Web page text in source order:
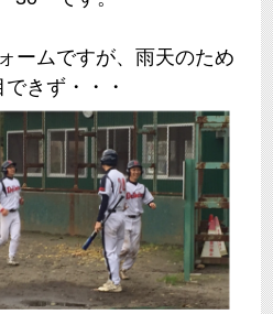
ームですが、雨天のため
きず・・・